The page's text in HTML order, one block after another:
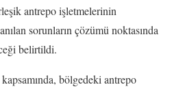
antrepo işletmelerinin
sorunların çözümü noktasında
belirtildi.
bölgedeki antrepo